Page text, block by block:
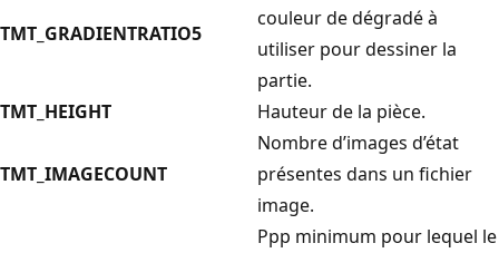
TMT_GRADIENTRATIO5
couleur de dégradé à
utiliser pour dessiner la
partie.
TMT_HEIGHT
Hauteur de la pièce.
TMT_IMAGECOUNT
Nombre d’images d’état
présentes dans un fichier
image.
Ppp minimum pour lequel le